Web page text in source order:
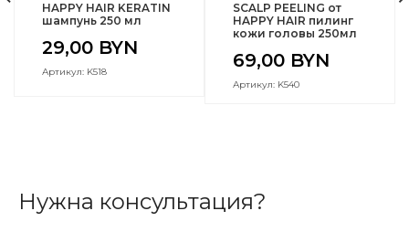
HAPPY HAIR KERATIN
шампунь 250 мл
29,00 BYN
Артикул: K518
SCALP PEELING от
HAPPY HAIR пилинг
кожи головы 250мл
69,00 BYN
Артикул: K540
Нужна консультация?